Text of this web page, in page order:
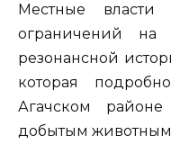
Местные власти
ограничений на
резонансной
которая
Агачском
добытым